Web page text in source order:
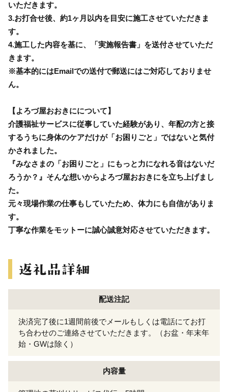
いただきます。
3.お打合せ後、約1ヶ月以内を目安に施工させていただきま
す。
4.施工した内容を基に、「実施報告書」を送付させていただ
きます。
※基本的にはEmailでの送付で郵送にはご対応しておりませ
ん。
【よろづ屋おおきにについて】
介護福祉サービスに従事していた経験があり、年配の方と接
するうちに身体のケアだけが「お困りごと」ではないと気付
かされました。
『みなさまの「お困りごと」にもっと力になれる音はないだ
ろうか？』そんな想いからよろづ屋おおきにを立ち上げまし
た。
元々現場作業の仕事もしていたため、体力にも自信がありま
す。
丁寧な作業をモットーに誠心誠意対応させていただきます。
配送注記
決済完了後に1週間前後でメールもしくは電話にてお打
ち合わせのご連絡させていただきます。（お盆・年末年
始・GWは除く）
内容量